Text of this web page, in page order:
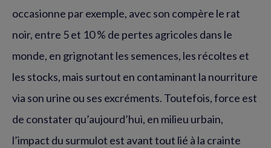
occasionne par exemple, avec son compère le rat
noir, entre 5 et 10 % de pertes agricoles dans le
monde, en grignotant les semences, les récoltes et
les stocks, mais surtout en contaminant la nourriture
via son urine ou ses excréments. Toutefois, force est
de constater qu’aujourd’hui, en milieu urbain,
l’impact du surmulot est avant tout lié à la crainte